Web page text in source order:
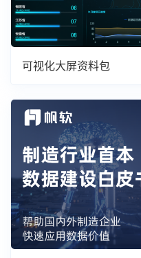
可视化大屏资料包